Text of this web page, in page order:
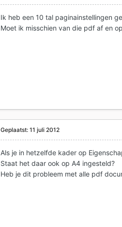
Ik heb een 10 tal paginainstellingen
Moet ik misschien van die pdf af en
Geplaatst:11 juli 2012
Als je in hetzelfde kader op
Staat het daar ook op A4 ingesteld?
Heb je dit probleem met alle pdf